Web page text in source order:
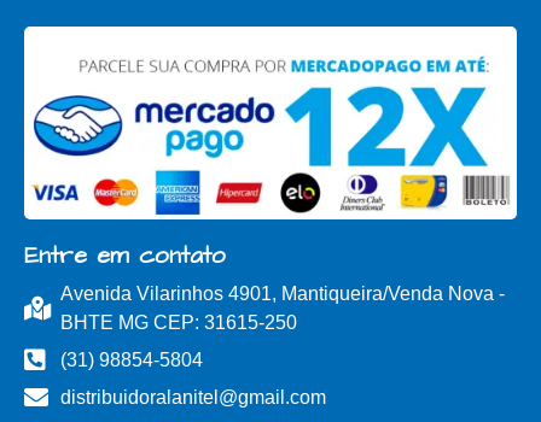
Entre em contato
Avenida Vilarinhos 4901, Mantiqueira/Venda Nova -
BHTE MG CEP: 31615-250
(31) 98854-5804
distribuidoralanitel@gmail.com